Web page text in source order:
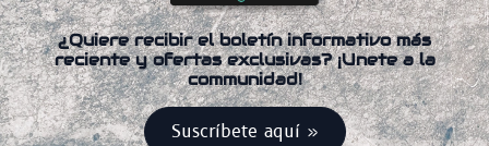
¿Quiere recibir el boletín informativo más
reciente y ofertas exclusivas? ¡Unete a la
communidad!
Suscríbete aquí »